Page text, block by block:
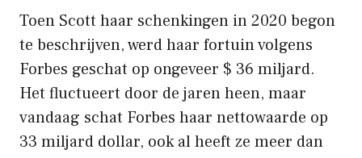
Toen Scott haar schenkingen in 2020 begon
te beschrijven, werd haar fortuin volgens
Forbes geschat op ongeveer $ 36 miljard.
Het fluctueert door de jaren heen, maar
vandaag schat Forbes haar nettowaarde op
33 miljard dollar, ook al heeft ze meer dan